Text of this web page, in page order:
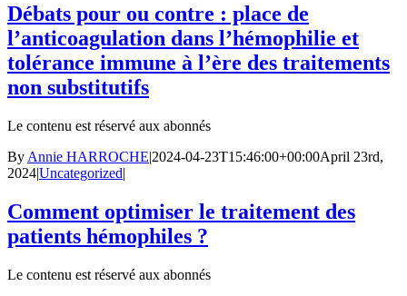
Débats pour ou contre : place de
l’anticoagulation dans l’hémophilie et
tolérance immune à l’ère des traitements
non substitutifs
Le contenu est réservé aux abonnés
By Annie HARROCHE|2024-04-23T15:46:00+00:00April 23rd,
2024|Uncategorized|
Comment optimiser le traitement des
patients hémophiles ?
Le contenu est réservé aux abonnés